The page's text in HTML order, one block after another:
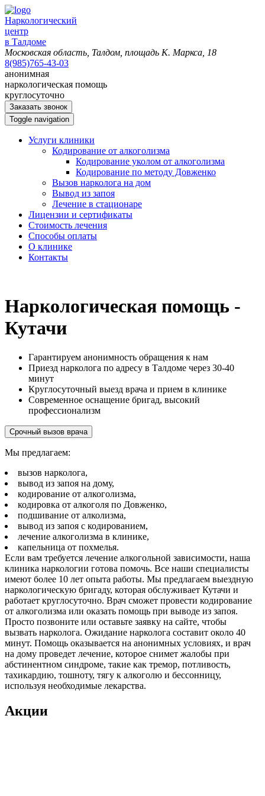
Наркологический
центр
в Талдоме
Московская область, Талдом, площадь К. Маркса, 18
8(985)765-43-03
анонимная
наркологическая помощь
круглосуточно
Заказать звонок
Toggle navigation
Услуги клиники
Кодирование от алкоголизма
Кодирование уколом от алкоголизма
Кодирование по методу Довженко
Вызов нарколога на дом
Вывод из запоя
Лечение в стационаре
Лицензии и сертификаты
Стоимость лечения
Способы оплаты
О клинике
Контакты
Наркологическая помощь -
Кутачи
Гарантируем анонимность обращения к нам
Приезд нарколога по адресу в Талдоме через 30-40
минут
Круглосуточный выезд врача и прием в клинике
Современное оснащение бригад, высокий
профессионализм
Срочный вызов врача
Мы предлагаем:
вызов нарколога,
вывод из запоя на дому,
кодирование от алкоголизма,
кодировка от алкоголя по Довженко,
подшивание от алколизма,
вывод из запоя с кодированием,
лечение алкоголизма в клинике,
капельница от похмелья.
Если вам требуется лечение алкогольной зависимости, наша
клиника наркологии готова помочь. Все наши специалисты
имеют более 10 лет опыта работы. Мы предлагаем выездную
наркологическую бригаду, которая обслуживает Кутачи и
работает круглосуточно. Врач сможет провести кодирование
от алкоголизма или оказать помощь при выводе из запоя.
Просто позвоните или оставьте заявку на сайте, чтобы
вызвать нарколога. Ожидание нарколога составит около 40
минут. Помощь оказывается на анонимных условиях, и врач
на дому проведет лечение, которое снимет жалобы при
абстинентном синдроме, такие как тремор, потливость,
тахикардию, тошноту, тягу к алкоголю и бессонницу,
используя необходимые лекарства.
Акции